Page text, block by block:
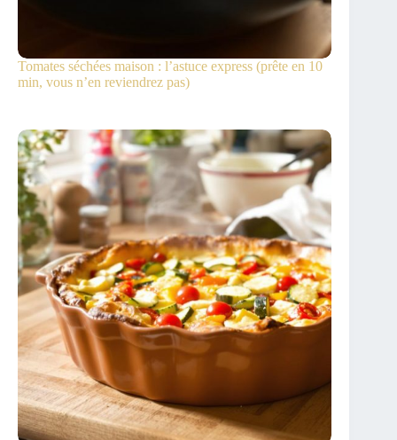
Tomates séchées maison : l’astuce express (prête en 10
min, vous n’en reviendrez pas)